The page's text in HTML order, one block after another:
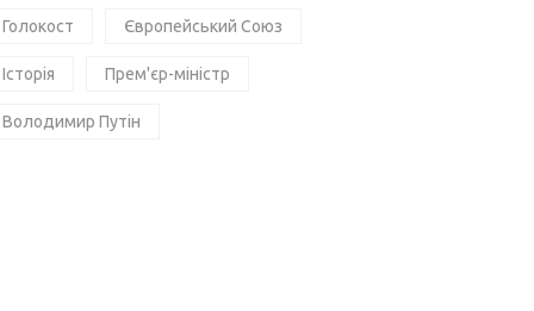
Голокост Європейський Союз
Історія Прем'єр-міністр
Володимир Путін